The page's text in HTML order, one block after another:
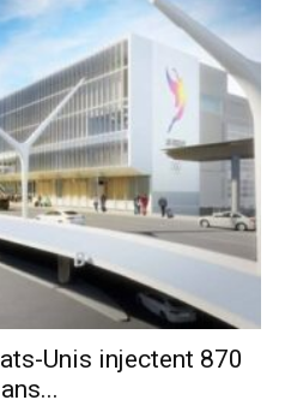
Unis injectent 870